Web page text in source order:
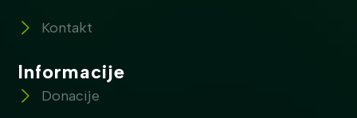
Kontakt
Informacije
Donacije